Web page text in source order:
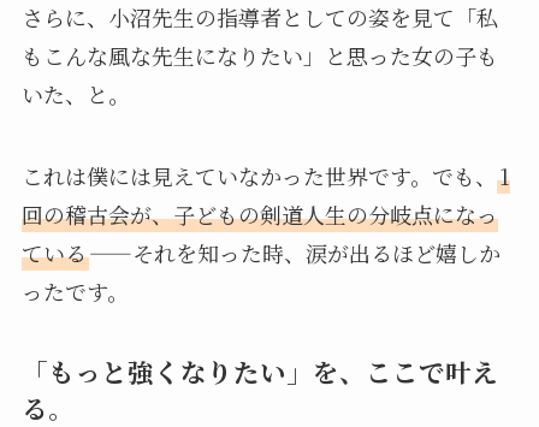
さらに、小沼先生の指導者としての姿を見て「私
もこんな風な先生になりたい」と思った女の子も
いた、と。
これは僕には見えていなかった世界です。でも、 1
回の稽古会が、子どもの剣道人生の分岐点になっ
ている——それを知った時、涙が出るほど嬉しか
ったです。
「もっと強くなりたい」を、ここで叶え
る。